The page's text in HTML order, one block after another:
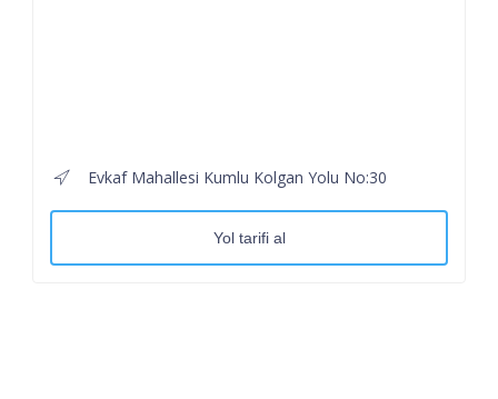
Evkaf Mahallesi Kumlu Kolgan Yolu No:30
Yol tarifi al